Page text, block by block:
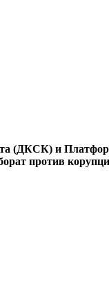
(ДКСК) и
против